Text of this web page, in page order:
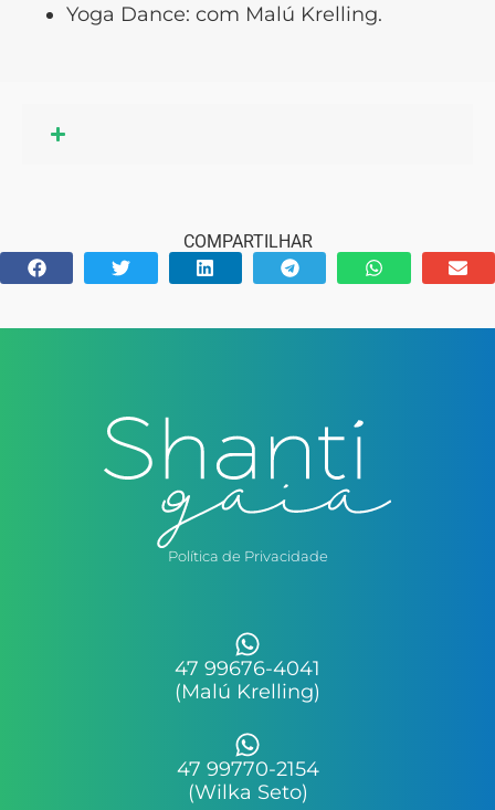
Yoga Dance: com Malú Krelling.
COMPARTILHAR
Política de Privacidade
47 99676-4041
(Malú Krelling)
47 99770-2154
(Wilka Seto)